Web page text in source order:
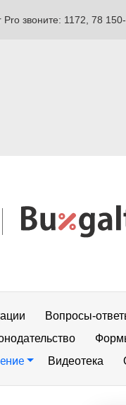
звоните: 1172, 78
Вопросы-
Видеотека